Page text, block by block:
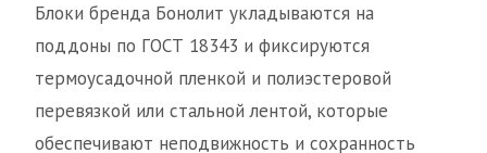
Блоки бренда Бонолит укладываются на
поддоны по ГОСТ 18343 и фиксируются
термоусадочной пленкой и полиэстеровой
перевязкой или стальной лентой, которые
обеспечивают неподвижность и сохранность